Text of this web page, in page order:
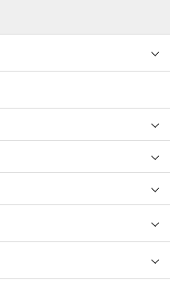
レディース
お歳暮
ジルスチュアート
SK-Ⅱ
新宿高野
ママ＆キッズ
五月人形